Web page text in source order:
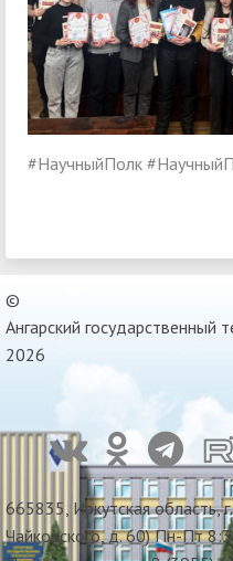
#НаучныйПолк
©
Ангарский государственный
2026
665835, Иркутская область,
Чайковского, д. 60) Пн-Пт